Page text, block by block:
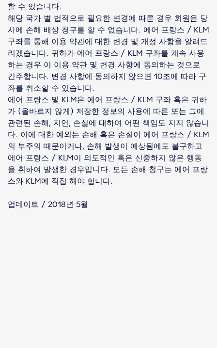
할 수 있습니다.
해당 국가 별 법적으로 필요한 변경에 따른 경우 회원은 당
사에 손해 배상 청구를 할 수 없습니다. 에어 프랑스 / KLM
구좌를 통해 이용 약관에 대한 변경 및 개정 사항을 알려드
리겠습니다. 귀하가 에어 프랑스 / KLM 구좌를 계속 사용
하는 경우 이 이용 약관 및 변경 사항에 동의하는 것으로
간주합니다. 변경 사항에 동의하지 않으면 10조에 따라 구
좌를 취소할 수 있습니다.
에어 프랑스 및 KLM은 에어 프랑스 / KLM 구좌 혹은 귀하
가 (올바르지 않게) 저장한 정보의 사용에 따른 또는 그에
관련된 손해, 지연, 손실에 대하여 어떤 책임도 지지 않습니
다. 이에 대한 예외는 손해 혹은 손실이 에어 프랑스 / KLM
의 부주의 때문이거나, 손해 발생이 예상됨에도 불구하고
에어 프랑스 / KLM이 의도적인 혹은 신중하지 않은 행동
을 취하여 발생한 경우입니다. 모든 손해 청구는 에어 프랑
스와 KLM에 직접 해야 합니다.
업데이트 / 2018년 5월